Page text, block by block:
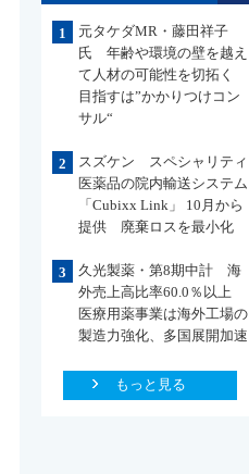
1
元タケダMR・藤田祥子
氏 年齢や環境の壁を越え
て人材の可能性を切拓く
目指すは”かかりつけコン
サル“
2
スズケン スペシャリティ
医薬品の院内輸送システム
「Cubixx Link」 10月から
提供 廃棄ロスを最小化
3
久光製薬・第8期中計 海
外売上高比率60.0％以上
医療用薬事業は海外工場の
製造力強化、多国展開加速
もっと見る